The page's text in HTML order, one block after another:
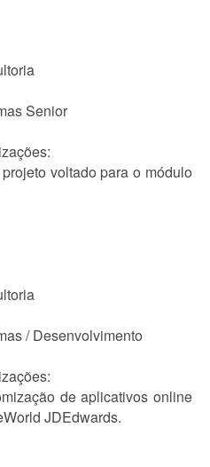
Senior
voltado para o módulo
/ Desenvolvimento
de aplicativos online
JDEdwards.